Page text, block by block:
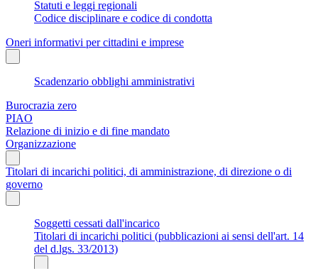
Statuti e leggi regionali
Codice disciplinare e codice di condotta
Oneri informativi per cittadini e imprese
Scadenzario obblighi amministrativi
Burocrazia zero
PIAO
Relazione di inizio e di fine mandato
Organizzazione
Titolari di incarichi politici, di amministrazione, di direzione o di
governo
Soggetti cessati dall'incarico
Titolari di incarichi politici (pubblicazioni ai sensi dell'art. 14
del d.lgs. 33/2013)